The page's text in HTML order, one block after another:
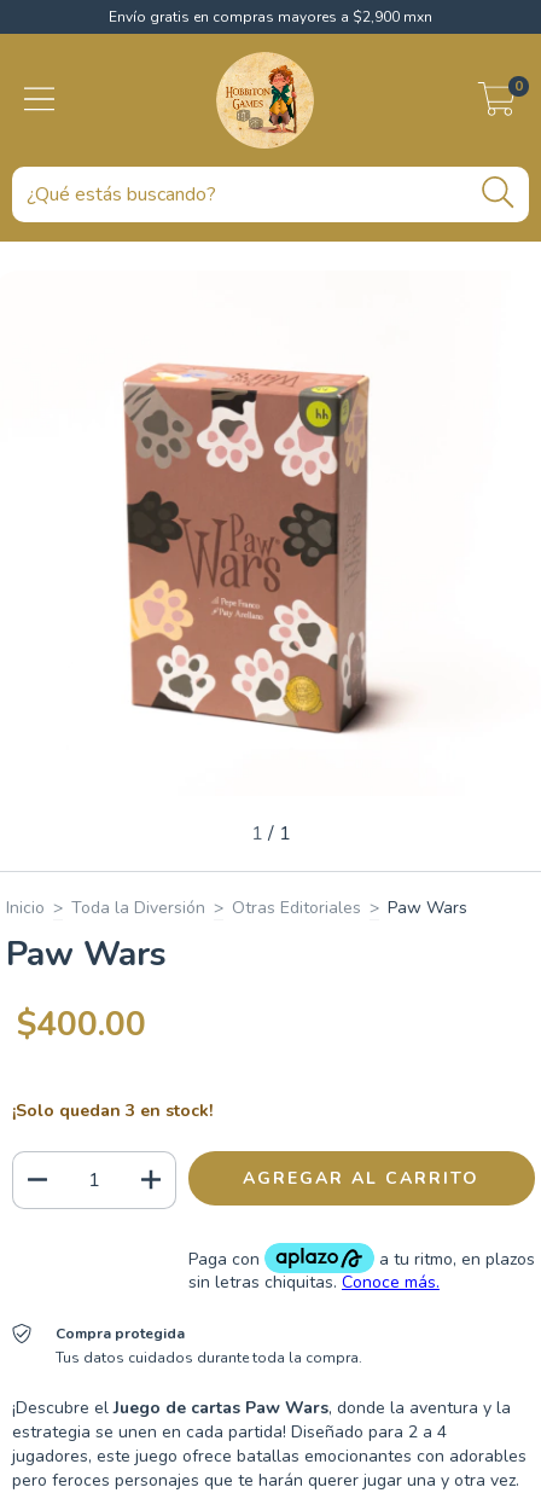
Envío gratis en compras mayores a $2,900 mxn
0
1 / 1
Inicio > Toda la Diversión > Otras Editoriales > Paw Wars
Paw Wars
$400.00
¡Solo quedan 3 en stock!
Compra protegida
Tus datos cuidados durante toda la compra.
¡Descubre elJuego de cartas Paw Wars, donde la aventura y la
estrategia se unen en cada partida! Diseñado para 2 a 4
jugadores, este juego ofrece batallas emocionantes con adorables
pero feroces personajes que te harán querer jugar una y otra vez.